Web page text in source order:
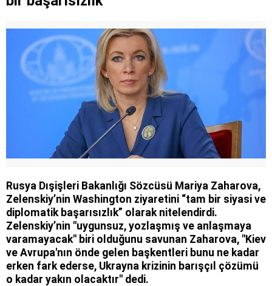
Rusya Dışişleri Bakanlığı Sözcüsü Mariya Zaharova,
Zelenskiy’nin Washington ziyaretini “tam bir siyasi ve
diplomatik başarısızlık” olarak nitelendirdi.
Zelenskiy’nin "uygunsuz, yozlaşmış ve anlaşmaya
varamayacak" biri olduğunu savunan Zaharova, "Kiev
ve Avrupa'nın önde gelen başkentleri bunu ne kadar
erken fark ederse, Ukrayna krizinin barışçıl çözümü
o kadar yakın olacaktır" dedi.